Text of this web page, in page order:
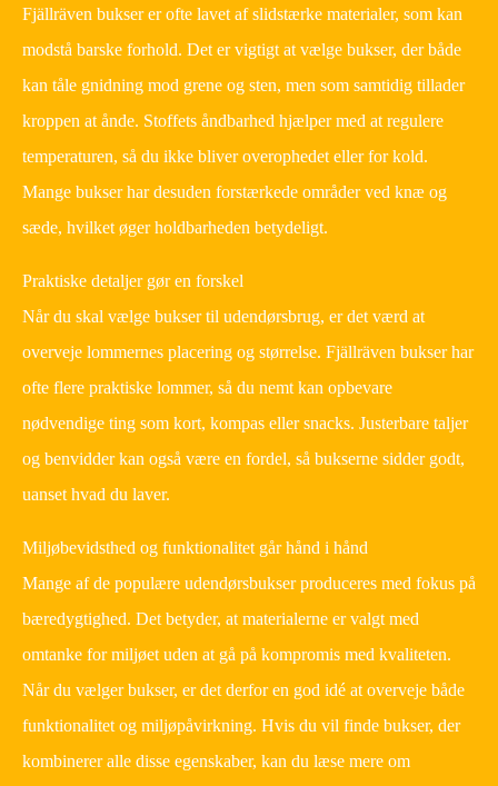
Fjällräven bukser er ofte lavet af slidstærke materialer, som kan
modstå barske forhold. Det er vigtigt at vælge bukser, der både
kan tåle gnidning mod grene og sten, men som samtidig tillader
kroppen at ånde. Stoffets åndbarhed hjælper med at regulere
temperaturen, så du ikke bliver overophedet eller for kold.
Mange bukser har desuden forstærkede områder ved knæ og
sæde, hvilket øger holdbarheden betydeligt.
Praktiske detaljer gør en forskel
Når du skal vælge bukser til udendørsbrug, er det værd at
overveje lommernes placering og størrelse. Fjällräven bukser har
ofte flere praktiske lommer, så du nemt kan opbevare
nødvendige ting som kort, kompas eller snacks. Justerbare taljer
og benvidder kan også være en fordel, så bukserne sidder godt,
uanset hvad du laver.
Miljøbevidsthed og funktionalitet går hånd i hånd
Mange af de populære udendørsbukser produceres med fokus på
bæredygtighed. Det betyder, at materialerne er valgt med
omtanke for miljøet uden at gå på kompromis med kvaliteten.
Når du vælger bukser, er det derfor en god idé at overveje både
funktionalitet og miljøpåvirkning. Hvis du vil finde bukser, der
kombinerer alle disse egenskaber, kan du læse mere om